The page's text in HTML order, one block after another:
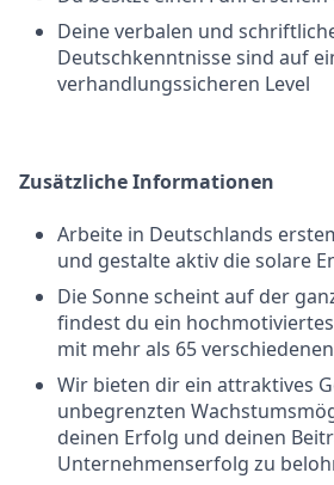
Deine verbalen und
Deutschkenntnisse sind auf
verhandlungssicheren Level
Zusätzliche Informationen
Arbeite in Deutschlands
und gestalte aktiv die solare
Die Sonne scheint auf der
findest du ein
mit mehr als 65
Wir bieten dir ein attraktives
unbegrenzten
deinen Erfolg und deinen
Unternehmenserfolg zu